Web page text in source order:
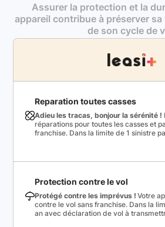
Assurer la protection et la
appareil contribue à préserver
de son cycle de
Reparation toutes casses
Adieu les tracas, bonjour la sérénité !
réparations pour toutes les casses et
franchise. Dans la limite de 1 sinistre
Protection contre le vol
Protégé contre les imprévus ! Votre
contre le vol sans franchise. Dans la
an avec déclaration de vol à